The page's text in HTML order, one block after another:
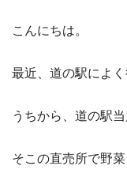
こんにちは。
最近、道の駅によく
うちから、道の駅
そこの直売所で野菜